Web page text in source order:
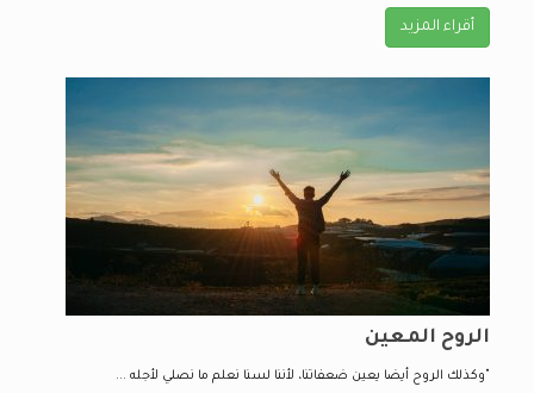
أقراء المزيد
الروح المعين
"وكذلك الروح أيضا يعين ضعفاتنا، لأننا لسنا نعلم ما نصلي لأجله ...